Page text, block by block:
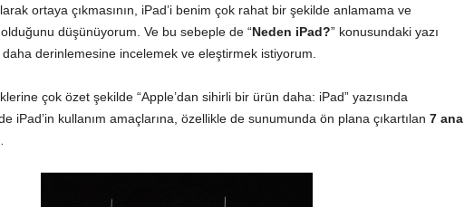
ortaya çıkmasının, iPad’i benim çok rahat bir şekilde anlamama ve
düşünüyorum. Ve bu sebeple de “Neden iPad?” konusundaki yazı
daha derinlemesine incelemek ve eleştirmek istiyorum.
çok özet şekilde “Apple’dan sihirli bir ürün daha: iPad”yazısında
iPad’in kullanım amaçlarına, özellikle de sunumunda ön plana çıkartılan 7 ana